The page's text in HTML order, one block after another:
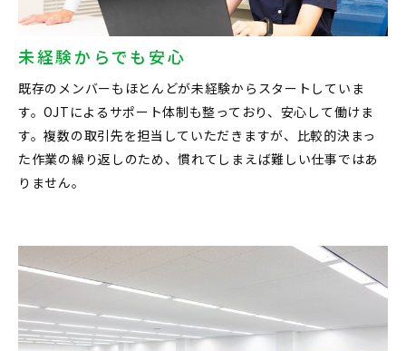
未経験からでも安心
既存のメンバーもほとんどが未経験からスタートしていま
す。OJTによるサポート体制も整っており、安心して働けま
す。複数の取引先を担当していただきますが、比較的決まっ
た作業の繰り返しのため、慣れてしまえば難しい仕事ではあ
りません。